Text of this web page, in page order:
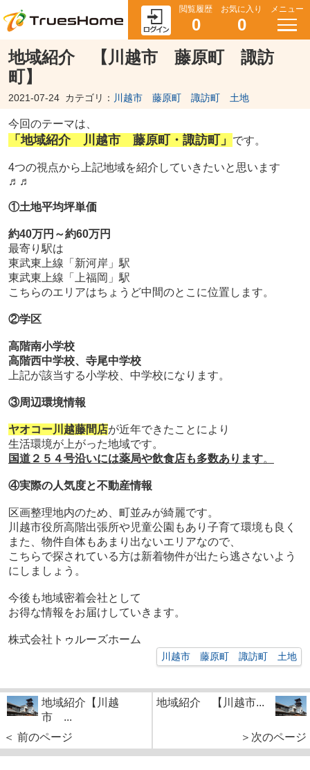
閲覧履歴
0
お気に入り
0
メニュー
地域紹介 【川越市 藤原町 諏訪
町】
2021-07-24 カテゴリ： 川越市 藤原町 諏訪町 土地
今回のテーマは、
「地域紹介 川越市 藤原町・諏訪町」 です。
4つの視点から上記地域を紹介していきたいと思います
♬♬
①土地平均坪単価
約40万円～約60万円
最寄り駅は
東武東上線「新河岸」 駅
東武東上線「上福岡」駅
こちらのエリアはちょうど中間のとこに位置します。
②学区
高階南小学校
高階西中学校、寺尾中学校
上記が該当する小学校、中学校になります。
③周辺環境情報
ヤオコー川越藤間店が近年できたことにより
生活環境が上がった地域です。
国道２５４号沿いには薬局や飲食店も多数あります。
④実際の人気度と不動産情報
区画整理地内のため、町並みが綺麗です。
川越市役所高階出張所や児童公園もあり子育て環境も良く
また、物件自体もあまり出ないエリアなので、
こちらで探されている方は新着物件が出たら逃さないよう
にしましょう。
今後も地域密着会社として
お得な情報をお届けしていきます。
株式会社トゥルーズホーム
川越市 藤原町 諏訪町 土地
地域紹介【川越
市 ...
＜ 前のページ
地域紹介 【川越市...
＞次のページ